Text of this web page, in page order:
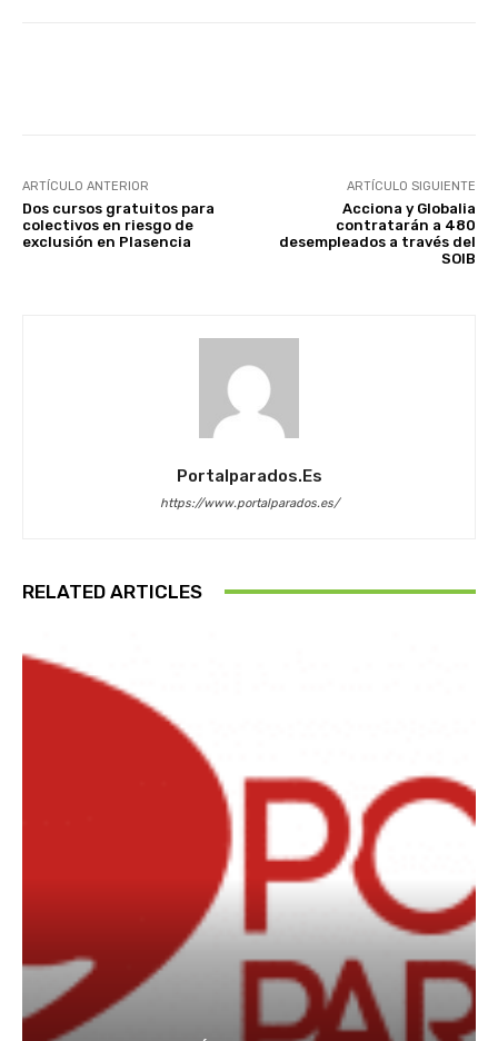
ARTÍCULO ANTERIOR
Dos cursos gratuitos para
colectivos en riesgo de
exclusión en Plasencia
ARTÍCULO SIGUIENTE
Acciona y Globalia
contratarán a 480
desempleados a través del
SOIB
Portalparados.es
https://www.portalparados.es/
RELATED ARTICLES